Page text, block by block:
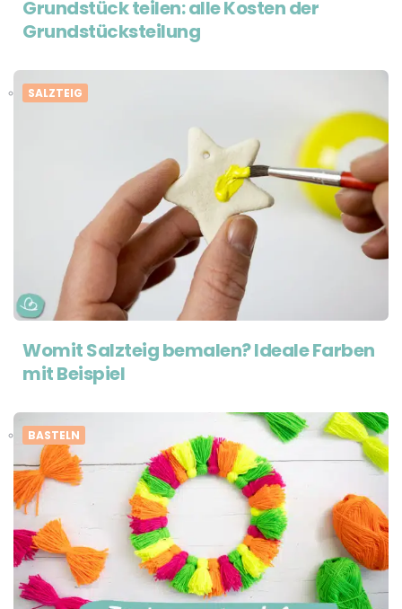
Grundstück teilen: alle Kosten der
Grundstücksteilung
SALZTEIG
Womit Salzteig bemalen? Ideale Farben
mit Beispiel
BASTELN